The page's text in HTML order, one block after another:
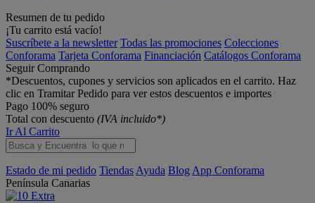
Resumen de tu pedido
¡Tu carrito está vacío!
Suscríbete a la newsletter Todas las promociones Colecciones
Conforama Tarjeta Conforama Financiación Catálogos Conforama
Seguir Comprando
*Descuentos, cupones y servicios son aplicados en el carrito. Haz
clic en Tramitar Pedido para ver estos descuentos e importes
Pago 100% seguro
Total con descuento (IVA incluido*)
Ir Al Carrito
Estado de mi pedido Tiendas Ayuda Blog App Conforama
Península Canarias